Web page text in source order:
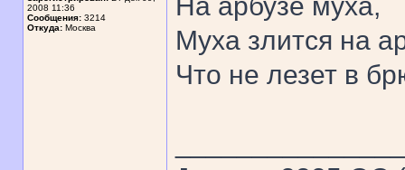
2008 11:36
Сообщения: 3214
Откуда: Москва
Муха злится на
Что не лезет в